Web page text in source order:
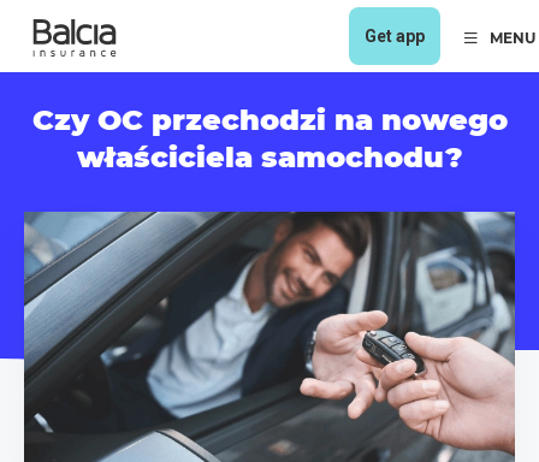
Get app MENU
Czy OC przechodzi na nowego
właściciela samochodu?